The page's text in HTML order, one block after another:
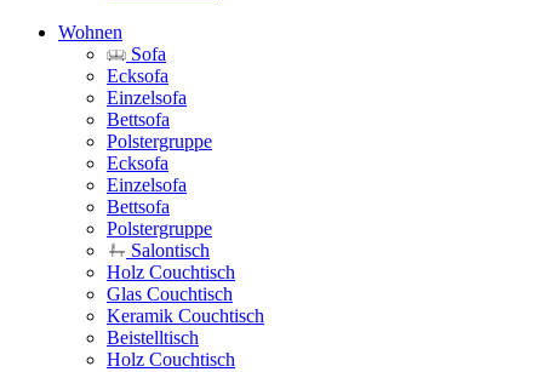
Wohnen
Sofa
Ecksofa
Einzelsofa
Bettsofa
Polstergruppe
Ecksofa
Einzelsofa
Bettsofa
Polstergruppe
Salontisch
Holz Couchtisch
Glas Couchtisch
Keramik Couchtisch
Beistelltisch
Holz Couchtisch